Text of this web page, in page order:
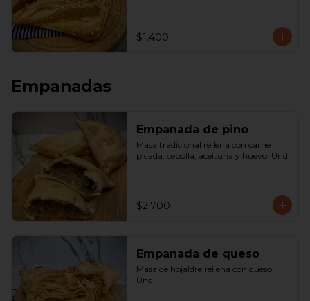
$1.400
Empanadas
Empanada de pino
Masa tradicional rellena con carne
picada, cebolla, aceituna y huevo. Und.
$2.700
Empanada de queso
Masa de hojaldre rellena con queso.
Und.